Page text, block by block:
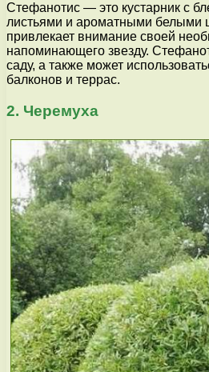
Стефанотис — это кустарник с
листьями и ароматными белыми
привлекает внимание своей
напоминающего звезду.
саду, а также может
балконов и террас.
2. Черемуха